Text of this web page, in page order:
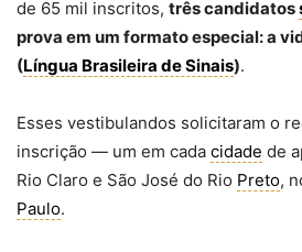
de 65 mil inscritos, três candidatos
prova em um formato especial: a
(Língua Brasileira de Sinais).
Esses vestibulandos solicitaram o
inscrição — um em cada cidade de
Rio Claro e São José do Rio Preto,
Paulo.